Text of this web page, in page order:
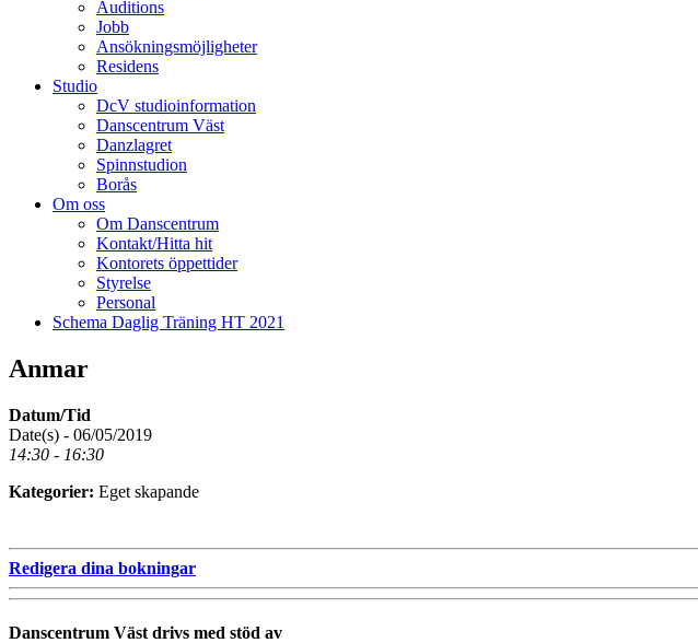
Auditions
Jobb
Ansökningsmöjligheter
Residens
Studio
DcV studioinformation
Danscentrum Väst
Danzlagret
Spinnstudion
Borås
Om oss
Om Danscentrum
Kontakt/Hitta hit
Kontorets öppettider
Styrelse
Personal
Schema Daglig Träning HT 2021
Anmar
Datum/Tid
Date(s) - 06/05/2019
14:30 - 16:30
Kategorier: Eget skapande
Redigera dina bokningar
Danscentrum Väst drivs med stöd av